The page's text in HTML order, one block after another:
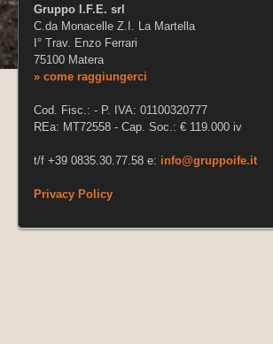
Gruppo I.F.E. srl
C.da Monacelle Z.I. La Martella
I° Trav. Enzo Ferrari
75100 Matera
» come raggiungerci
Cod. Fisc.: - P. IVA: 01100320777
REa: MT72558 - Cap. Soc.: € 119.000 iv
t/f +39 0835.30.77.58 e: info@gruppoife.it
Privacy Policy